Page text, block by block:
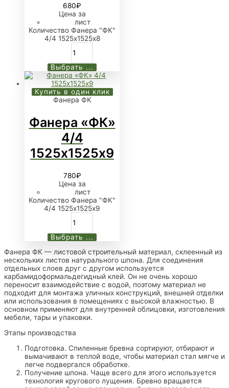
680₽
Цена за
лист
Количество Фанера "ФК"
4/4 1525х1525х8
Выбрать ...
Купить в один клик
Фанера ФК
Фанера «ФК»
4/4
1525х1525х9
780₽
Цена за
лист
Количество Фанера "ФК"
4/4 1525х1525х9
Выбрать ...
Фанера ФК — листовой строительный материал, склеенный из
нескольких листов натурального шпона. Для соединения
отдельных слоев друг с другом используется
карбамидоформальдегидный клей. Он не очень хорошо
переносит взаимодействие с водой, поэтому материал не
подходит для монтажа уличных конструкций, внешней отделки
или использования в помещениях с высокой влажностью. В
основном применяют для внутренней облицовки, изготовления
мебели, тары и упаковки.
Этапы производства
Подготовка. Спиленные бревна сортируют, отбирают и
вымачивают в теплой воде, чтобы материал стал мягче и
легче подвергался обработке.
Получение шпона. Чаще всего для этого используется
технология кругового лущения. Бревно вращается